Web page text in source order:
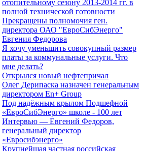
отопительному сезону 2013-2014 гг. в
полной технической готовности
Прекращены полномочия ген.
директора ОАО "ЕвроСибЭнерго"
Евгения Федорова
Я хочу уменьшить совокупный размер
платы за коммунальные услуги. Что
мне делать?
Открылся новый нефтепричал
Олег Дерипаска назначен генеральным
директором En+ Group
Под надёжным крылом Подшефной
«ЕвроСибЭнерго» школе - 100 лет
Интервью — Евгений Федоров,
генеральный директор
«Евросибэнерго»
Крупнейшая частная российская